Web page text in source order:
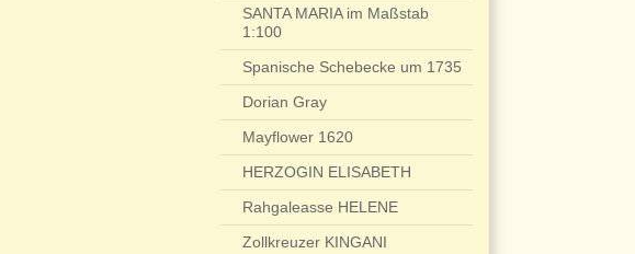
SANTA MARIA im Maßstab
1:100
Spanische Schebecke um 1735
Dorian Gray
Mayflower 1620
HERZOGIN ELISABETH
Rahgaleasse HELENE
Zollkreuzer KINGANI